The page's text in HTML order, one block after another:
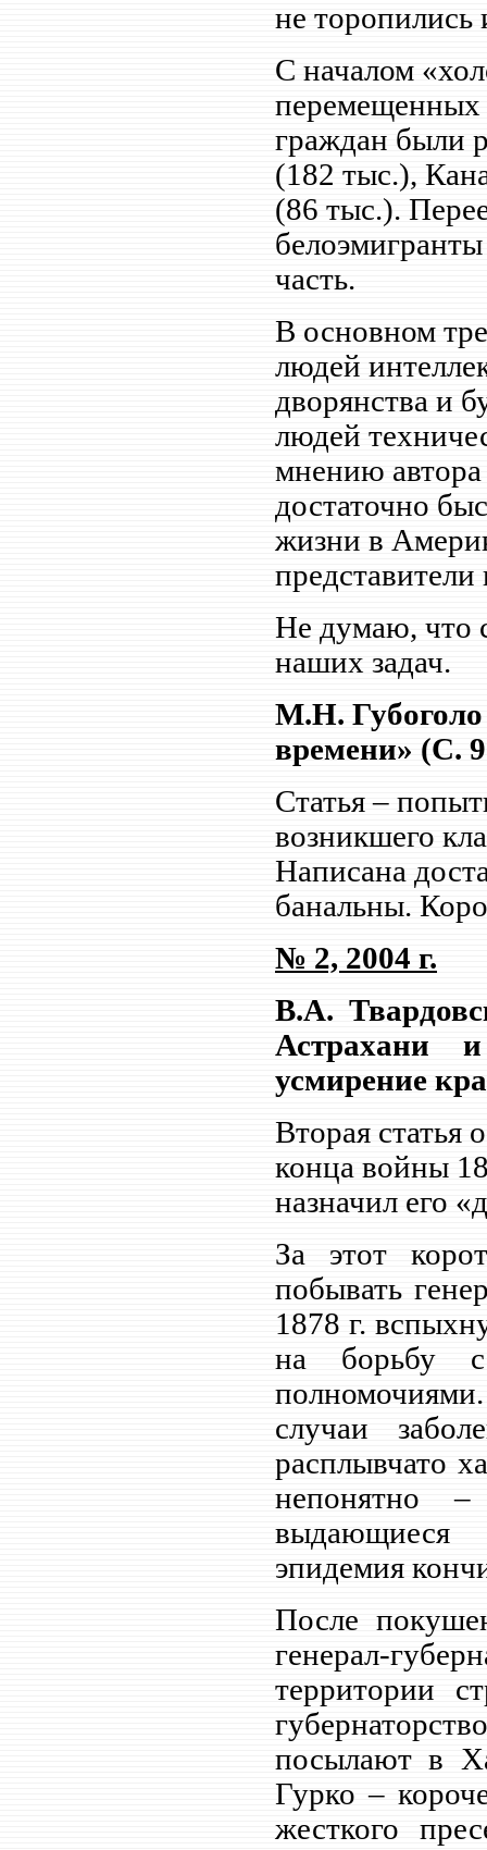
не торопились
С началом
перемещенных
граждан были
(182 тыс.),
(86 тыс.).
часть.
В основном
людей
дворянства и
людей
мнению автора
достаточно
жизни в
Не думаю, что
наших задач.
М.Н. Губоголо
времени» (С.
Статья –
возникшего
Написана
банальны.
№ 2, 2004 г.
В.А.
Астрахани
усмирение
Вторая статья
конца войны
назначил его
За этот
побывать
1878 г.
на борьбу с
случаи
расплывчато
непонятно
выдающиеся
эпидемия
После
генерал-
территории
посылают в
Гурко –
жесткого